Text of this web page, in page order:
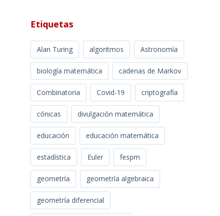
Etiquetas
Alan Turing algoritmos Astronomía
biología matemática cadenas de Markov
Combinatoria Covid-19 criptografía
cónicas divulgación matemática
educación educación matemática
estadística Euler fespm
geometría geometría algebraica
geometría diferencial